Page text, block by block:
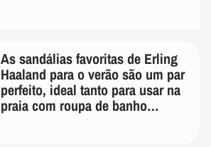
As sandálias favoritas de Erling
Haaland para o verão são um par
perfeito, ideal tanto para usar na
praia com roupa de banho